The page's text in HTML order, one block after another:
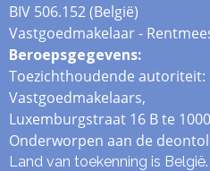
BIV 506.152 (België)
Vastgoedmakelaar -
Beroepsgegevens:
Toezichthoudende
Vastgoedmakelaars,
Luxemburgstraat 16 B te
Onderworpen aan de
Land van toekenning is België.